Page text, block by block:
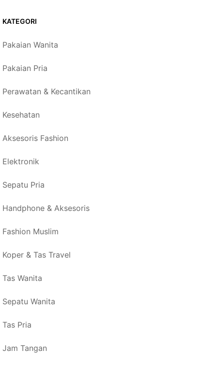
KATEGORI
Pakaian Wanita
Pakaian Pria
Perawatan & Kecantikan
Kesehatan
Aksesoris Fashion
Elektronik
Sepatu Pria
Handphone & Aksesoris
Fashion Muslim
Koper & Tas Travel
Tas Wanita
Sepatu Wanita
Tas Pria
Jam Tangan